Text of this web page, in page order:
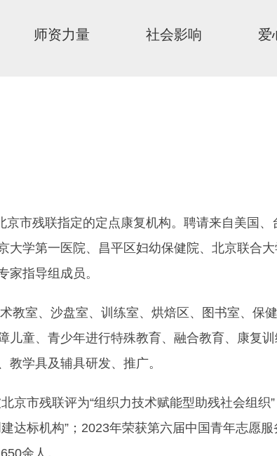
师资力量 社会影响 爱
市残联指定的定点康复机构。聘请来自美国、
学第一医院、昌平区妇幼保健院、北京联合
家指导组成员。
教室、沙盘室、训练室、烘焙区、图书室、保
童、青少年进行特殊教育、融合教育、康复
学具及辅具研发、推广。
京市残联评为“组织力技术赋能型助残社会组织
标机构”；2023年荣获第六届中国青年志愿服
余人。